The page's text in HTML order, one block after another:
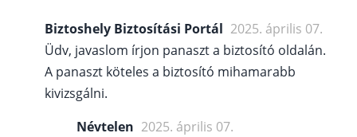
Biztoshely Biztosítási Portál 2025. április 07.
Üdv, javaslom írjon panaszt a biztosító oldalán.
A panaszt köteles a biztosító mihamarabb
kivizsgálni.
Névtelen 2025. április 07.